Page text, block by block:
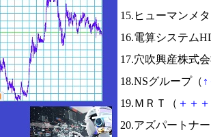
15.ヒューマンメ
16.電算システム
17.穴吹興産株式
18.NSグループ（ ↑
19.ＭＲＴ（ ＋ ＋ ＋
20.アズパートナ